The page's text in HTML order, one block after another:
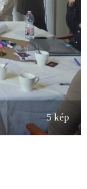
5 kép